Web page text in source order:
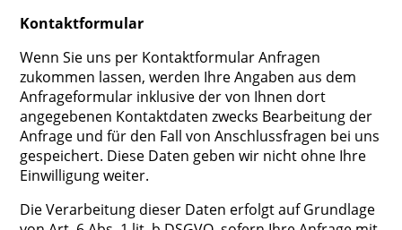
Kontaktformular
Wenn Sie uns per Kontaktformular Anfragen
zukommen lassen, werden Ihre Angaben aus dem
Anfrageformular inklusive der von Ihnen dort
angegebenen Kontaktdaten zwecks Bearbeitung der
Anfrage und für den Fall von Anschlussfragen bei uns
gespeichert. Diese Daten geben wir nicht ohne Ihre
Einwilligung weiter.
Die Verarbeitung dieser Daten erfolgt auf Grundlage